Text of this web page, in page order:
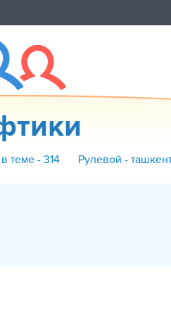
теме - 314 Рулевой -